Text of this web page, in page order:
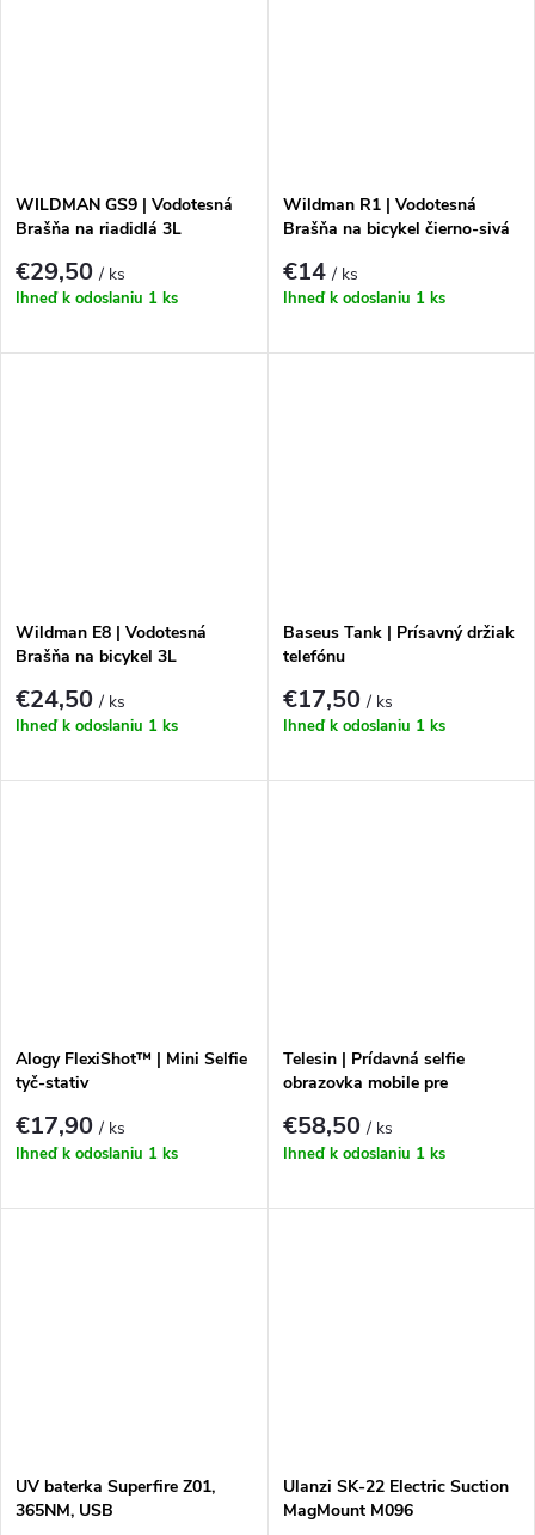
WILDMAN GS9 | Vodotesná
Brašňa na riadidlá 3L
€29,50/ ks
Ihneď k odoslaniu 1 ks
Wildman R1 | Vodotesná
Brašňa na bicykel čierno-sivá
€14/ ks
Ihneď k odoslaniu 1 ks
Wildman E8 | Vodotesná
Brašňa na bicykel 3L
€24,50/ ks
Ihneď k odoslaniu 1 ks
Baseus Tank | Prísavný držiak
telefónu
€17,50/ ks
Ihneď k odoslaniu 1 ks
Alogy FlexiShot™ | Mini Selfie
tyč-stativ
€17,90/ ks
Ihneď k odoslaniu 1 ks
Telesin | Prídavná selfie
obrazovka mobile pre
€58,50/ ks
Ihneď k odoslaniu 1 ks
UV baterka Superfire Z01,
365NM, USB
Ulanzi SK-22 Electric Suction
MagMount M096